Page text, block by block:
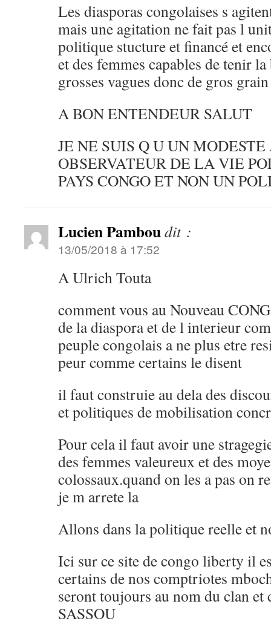
Les diasporas congolaises s
mais une agitation ne fait pas l
politique stucture et financé et
et des femmes capables de tenir la
grosses vagues donc de gros grain
A BON ENTENDEUR SALUT
JE NE SUIS Q U UN
OBSERVATEUR DE LA VIE
PAYS CONGO ET NON UN
Lucien Pamboudit :
13/05/2018 à 17:52
A Ulrich Touta
comment vous au Nouveau
de la diaspora et de l interieur
peuple congolais a ne plus etre
peur comme certains le disent
il faut construie au dela des
et politiques de mobilisation
Pour cela il faut avoir une
des femmes valeureux et des
colossaux.quand on les a pas on
je m arrete la
Allons dans la politique reelle et
Ici sur ce site de congo liberty il
certains de nos comptriotes
seront toujours au nom du clan et
SASSOU